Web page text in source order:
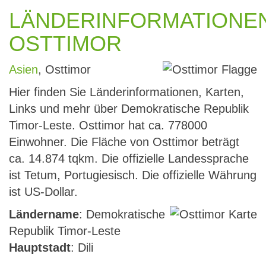
OSTTIMOR
Asien, Osttimor
Hier finden Sie Länderinformationen, Karten,
Links und mehr über Demokratische Republik
Timor-Leste. Osttimor hat ca. 778000
Einwohner. Die Fläche von Osttimor beträgt
ca. 14.874 tqkm. Die offizielle Landessprache
ist Tetum, Portugiesisch. Die offizielle Währung
ist US-Dollar.
Ländername: Demokratische
Republik Timor-Leste
Hauptstadt: Dili